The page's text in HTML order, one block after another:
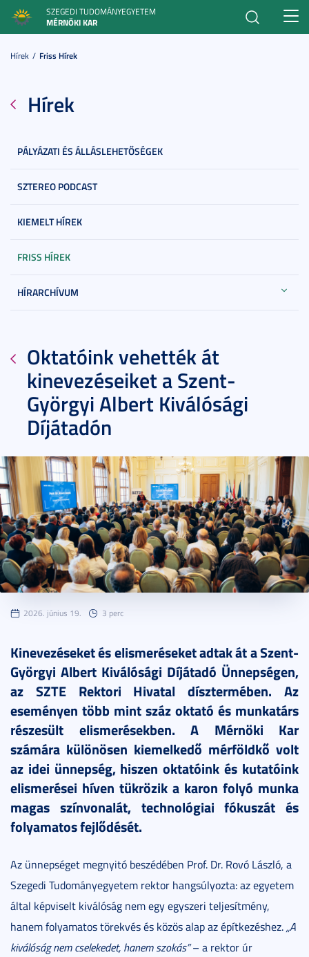
SZEGEDI TUDOMÁNYEGYETEM
MÉRNÖKI KAR
Hírek Friss Hírek
Hírek
PÁLYÁZATI ÉS ÁLLÁSLEHETŐSÉGEK
SZTEREO PODCAST
KIEMELT HÍREK
FRISS HÍREK
HÍRARCHÍVUM
Oktatóink vehették át
kinevezéseiket a Szent-
Györgyi Albert Kiválósági
Díjátadón
2026. június 19. 3 perc
Kinevezéseket és elismeréseket adtak át a Szent-
Györgyi Albert Kiválósági Díjátadó Ünnepségen,
az SZTE Rektori Hivatal dísztermében. Az
eseményen több mint száz oktató és munkatárs
részesült elismerésekben. A Mérnöki Kar
számára különösen kiemelkedő mérföldkő volt
az idei ünnepség, hiszen oktatóink és kutatóink
elismerései híven tükrözik a karon folyó munka
magas színvonalát, technológiai fókuszát és
folyamatos fejlődését.
Az ünnepséget megnyitó beszédében Prof. Dr. Rovó László, a
Szegedi Tudományegyetem rektor hangsúlyozta: az egyetem
által képviselt kiválóság nem egy egyszeri teljesítmény,
hanem folyamatos törekvés és közös alap az építkezéshez.„A
kiválóság nem cselekedet, hanem szokás”– a rektor úr